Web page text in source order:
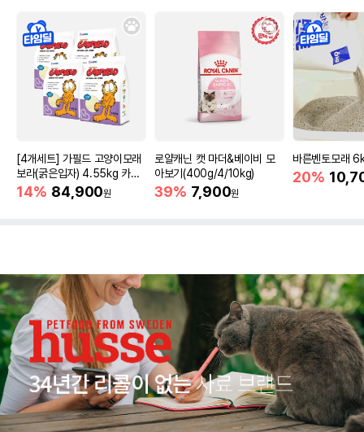
[4개세트] 가필드 고양이모래
보라(굵은입자) 4.55kg 카사
바모래
14% 84,900원
로얄캐닌 캣 마더&베이비 모
아보기(400g/4/10kg)
39% 7,900원
바른벤토모래
20%